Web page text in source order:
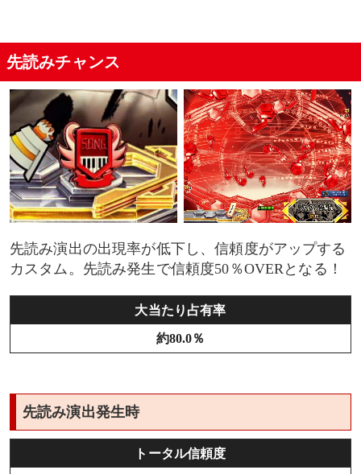
先読みチャンス
先読み演出の出現率が低下し、信頼度がアップする
カスタム。先読み発生で信頼度50％OVERとなる！
大当たり占有率
約80.0％
先読み演出発生時
トータル信頼度